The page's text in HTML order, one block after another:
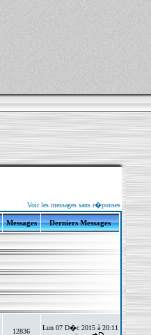
Voir les messages sans r�ponses
Messages Derniers Messages
12836
Lun 07 D�c 2015 à 20:11